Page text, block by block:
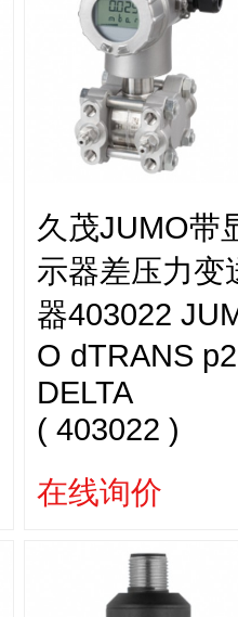
久茂JUMO带
示器差压力变
器403022
O dTRANS
DELTA
( 403022 )
在线询价